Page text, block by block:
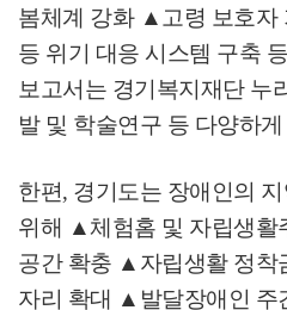
봄체계 강화 ▲고령 보호자
등 위기 대응 시스템 구축
보고서는 경기복지재단 누
발 및 학술연구 등 다양하
한편, 경기도는 장애인의
위해 ▲체험홈 및 자립생활
공간 확충 ▲ 자립생활 정착
자리 확대 ▲ 발달장애인 주